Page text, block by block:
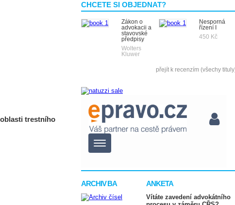
CHCETE SI OBJEDNAT?
Zákon o
advokacii a
stavovské
předpisy
Wolters
Kluwer
Nesporná
řízení I
450 Kč
přejít k recenzím (všechy
ARCHIV BA ANKETA
Vítáte zavedení advokátního
trestního